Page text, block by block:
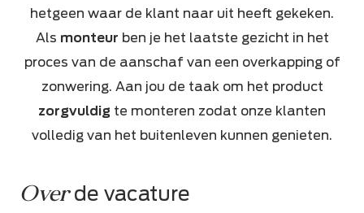
hetgeen waar de klant naar uit heeft gekeken.
Als monteur ben je het laatste gezicht in het
proces van de aanschaf van een overkapping of
zonwering. Aan jou de taak om het product
zorgvuldig te monteren zodat onze klanten
volledig van het buitenleven kunnen genieten.
Overde vacature